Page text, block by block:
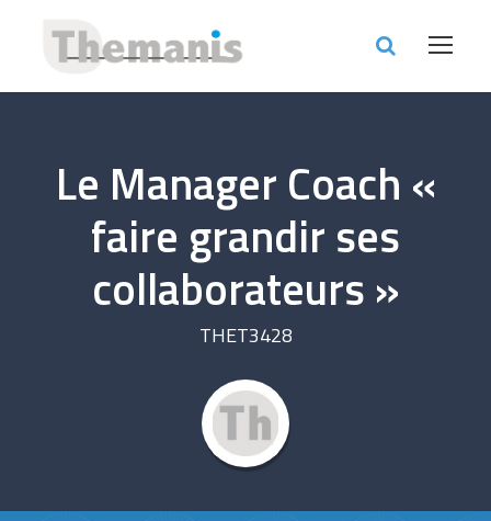
Le Manager Coach «
faire grandir ses
collaborateurs »
THET3428